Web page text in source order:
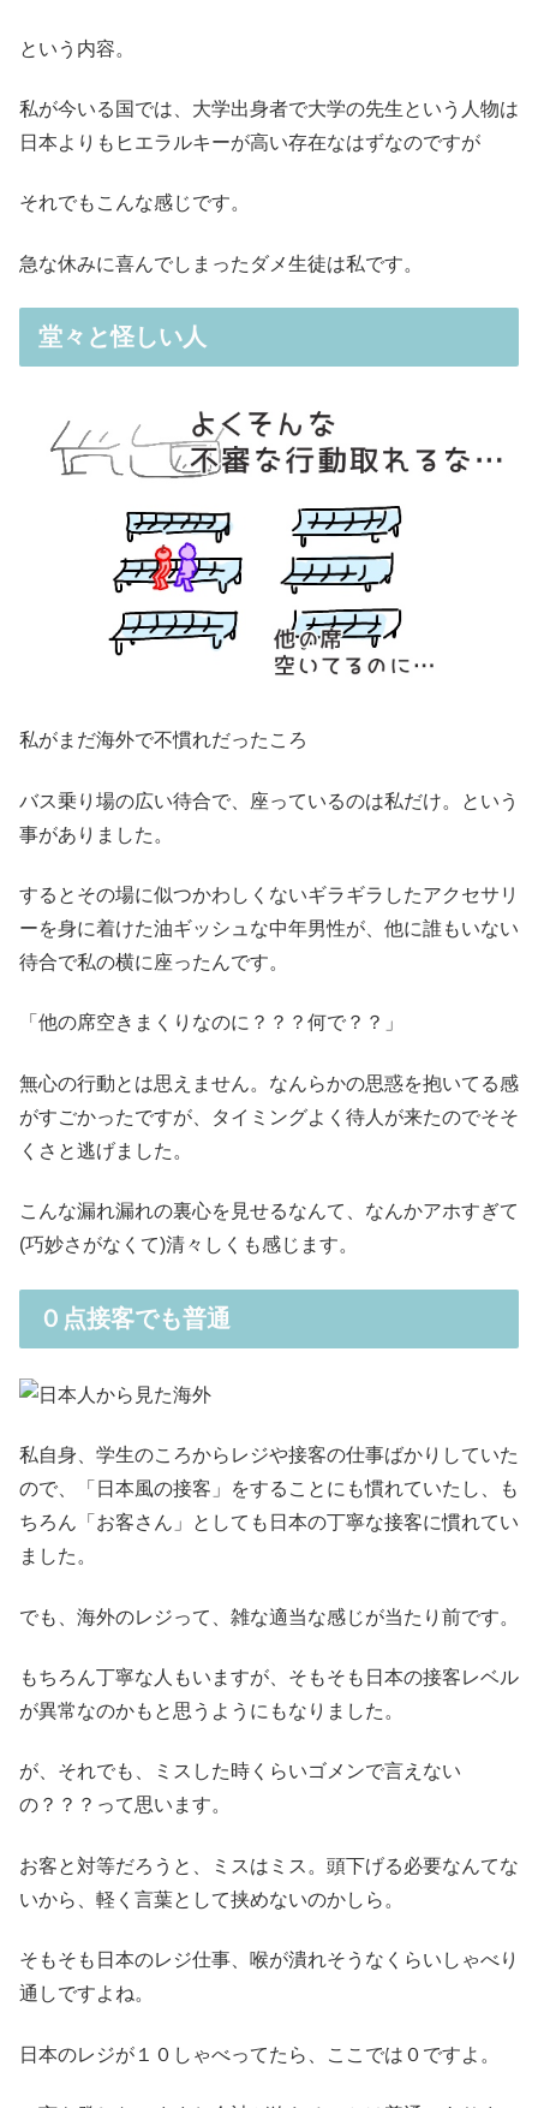
という内容。
私が今いる国では、大学出身者で大学の先生という人物は
日本よりもヒエラルキーが高い存在なはずなのですが
それでもこんな感じです。
急な休みに喜んでしまったダメ生徒は私です。
堂々と怪しい人
私がまだ海外で不慣れだったころ
バス乗り場の広い待合で、座っているのは私だけ。という
事がありました。
するとその場に似つかわしくないギラギラしたアクセサリ
ーを身に着けた油ギッシュな中年男性が、他に誰もいない
待合で私の横に座ったんです。
「他の席空きまくりなのに？？？何で？？」
無心の行動とは思えません。なんらかの思惑を抱いてる感
がすごかったですが、タイミングよく待人が来たのでそそ
くさと逃げました。
こんな漏れ漏れの裏心を見せるなんて、なんかアホすぎて
(巧妙さがなくて)清々しくも感じます。
０点接客でも普通
私自身、学生のころからレジや接客の仕事ばかりしていた
ので、「日本風の接客」をすることにも慣れていたし、も
ちろん「お客さん」としても日本の丁寧な接客に慣れてい
ました。
でも、海外のレジって、雑な適当な感じが当たり前です。
もちろん丁寧な人もいますが、そもそも日本の接客レベル
が異常なのかもと思うようにもなりました。
が、それでも、ミスした時くらいゴメンで言えない
の？？？って思います。
お客と対等だろうと、ミスはミス。頭下げる必要なんてな
いから、軽く言葉として挟めないのかしら。
そもそも日本のレジ仕事、喉が潰れそうなくらいしゃべり
通しですよね。
日本のレジが１０しゃべってたら、ここでは０ですよ。